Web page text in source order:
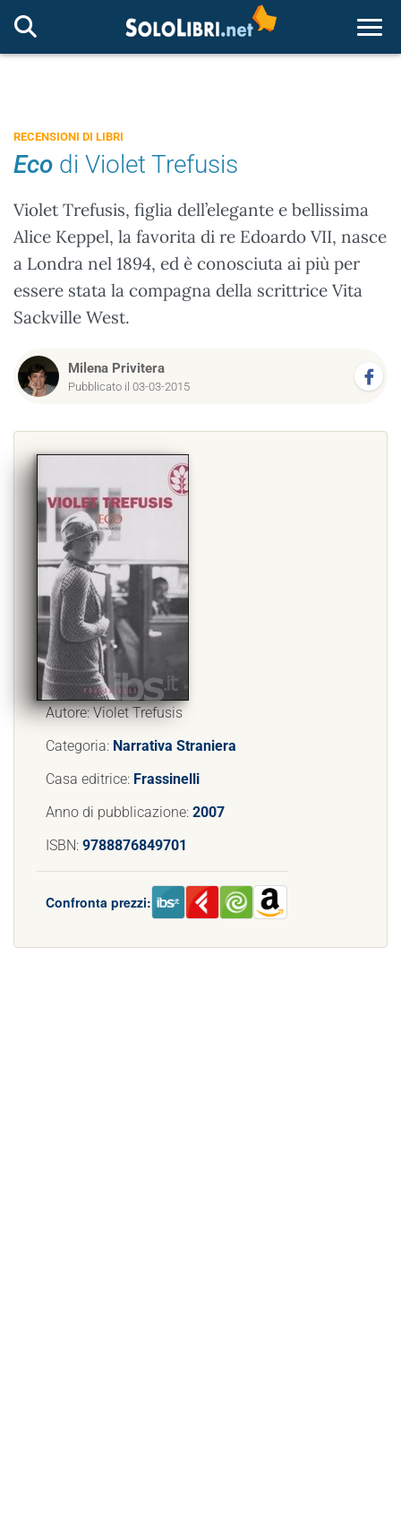
RECENSIONI DI LIBRI
Eco di Violet Trefusis
Violet Trefusis, figlia dell’elegante e bellissima
Alice Keppel, la favorita di re Edoardo VII, nasce
a Londra nel 1894, ed è conosciuta ai più per
essere stata la compagna della scrittrice Vita
Sackville West.
Milena Privitera
Pubblicato il 03-03-2015
Autore: Violet Trefusis
Categoria: Narrativa Straniera
Casa editrice: Frassinelli
Anno di pubblicazione: 2007
ISBN: 9788876849701
Confronta prezzi: